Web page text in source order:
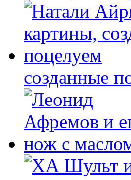
созданные